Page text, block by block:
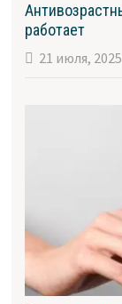
работает
21 июля, 2025